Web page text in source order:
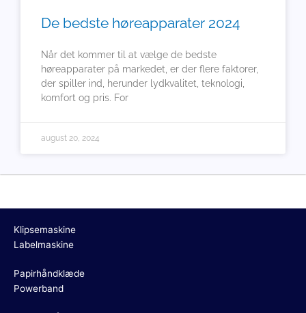
De bedste høreapparater 2024
Når det kommer til at vælge de bedste
høreapparater på markedet, er der flere faktorer,
der spiller ind, herunder lydkvalitet, teknologi,
komfort og pris. For
august 20, 2024
Klipsemaskine
Labelmaskine
Papirhåndklæde
Powerband